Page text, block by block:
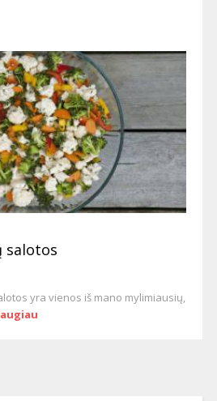
salotos
yra vienos iš mano mylimiausių,